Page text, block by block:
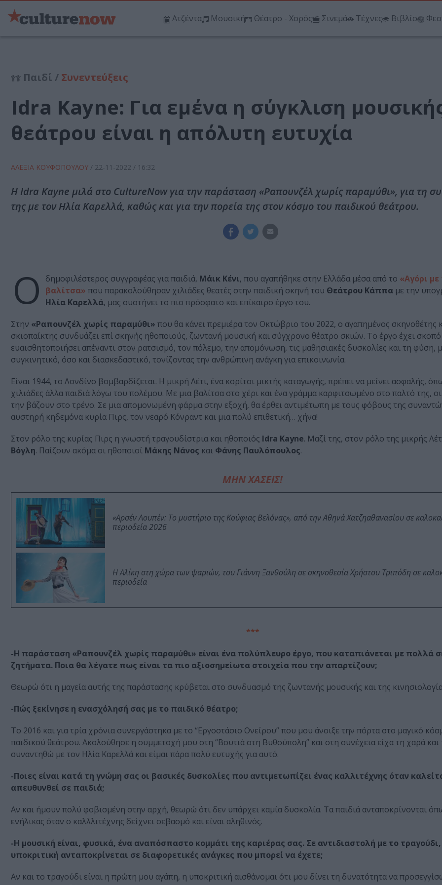
Ατζέντα Μουσική Θέατρο - Χορός Σινεμά Τέχνες Βιβλίο
Παιδί / Συνεντεύξεις
Idra Kayne: Για εμένα η σύγκλιση
θεάτρου είναι η απόλυτη ευτυχία
ΑΛΕΞΙΑ ΚΟΥΦΟΠΟΥΛΟΥ / 22-11-2022 / 16:32
Η Idra Kayne μιλά στο CultureNow για την παράσταση «Ραπουνζέλ χωρίς παραμύθι», για τη
της με τον Ηλία Καρελλά, καθώς και για την πορεία της στον κόσμο του παιδικού θεάτρου.
Ο δημοφιλέστερος συγγραφέας για παιδιά, Μάικ Κένι, που αγαπήθηκε στην Ελλάδα μέσα από το «Αγόρι με
βαλίτσα» που παρακολούθησαν χιλιάδες θεατές στην παιδική σκηνή του Θεάτρου Κάππα με την
Ηλία Καρελλά, μας συστήνει το πιο πρόσφατο και επίκαιρο έργο του.
Στην «Ραπουνζέλ χωρίς παραμύθι» που θα κάνει πρεμιέρα τον Οκτώβριο του 2022, ο αγαπημένος σκηνοθέτης
σκιοπαίκτης συνδυάζει επί σκηνής ηθοποιούς, ζωντανή μουσική και σύγχρονο θέατρο σκιών. Το έργο έχει
ευαισθητοποιήσει απέναντι στον ρατσισμό, τον πόλεμο, την απομόνωση, τις μαθησιακές δυσκολίες και τη φύση,
συγκινητικό, όσο και διασκεδαστικό, τονίζοντας την ανθρώπινη ανάγκη για επικοινωνία.
Είναι 1944, το Λονδίνο βομβαρδίζεται. Η μικρή Λέτι, ένα κορίτσι μικτής καταγωγής, πρέπει να μείνει ασφαλής,
χιλιάδες άλλα παιδιά λόγω του πολέμου. Με μια βαλίτσα στο χέρι και ένα γράμμα καρφιτσωμένο στο παλτό της, οι
την βάζουν στο τρένο. Σε μια απομονωμένη φάρμα στην εξοχή, θα έρθει αντιμέτωπη με τους φόβους της
αυστηρή κηδεμόνα κυρία Πιρς, τον νεαρό Κόνραντ και μια πολύ επιθετική… χήνα!
Στον ρόλο της κυρίας Πιρς η γνωστή τραγουδίστρια και ηθοποιός Idra Kayne. Μαζί της, στον ρόλο της μικρής
Βόγλη. Παίζουν ακόμα οι ηθοποιοί Μάκης Νάνος και Φάνης Παυλόπουλος.
ΜΗΝ ΧΑΣΕΙΣ!
«Αρσέν Λουπέν: Το μυστήριο της Κούφιας Βελόνας», από την Αθηνά Χατζηαθανασίου σε
περιοδεία 2026
Η Αλίκη στη χώρα των ψαριών, του Γιάννη Ξανθούλη σε σκηνοθεσία Χρήστου Τριπόδη σε
περιοδεία
***
-Η παράσταση «Ραπουνζέλ χωρίς παραμύθι» είναι ένα πολύπλευρο έργο, που καταπιάνεται με πολλά
ζητήματα. Ποια θα λέγατε πως είναι τα πιο αξιοσημείωτα στοιχεία που την απαρτίζουν;
Θεωρώ ότι η μαγεία αυτής της παράστασης κρύβεται στο συνδυασμό της ζωντανής μουσικής και της
-Πώς ξεκίνησε η ενασχόλησή σας με το παιδικό θέατρο;
Το 2016 και για τρία χρόνια συνεργάστηκα με το “Εργοστάσιο Ονείρου” που μου άνοιξε την πόρτα στο μαγικό
παιδικού θεάτρου. Ακολούθησε η συμμετοχή μου στη “Βουτιά στη Βυθούπολη” και στη συνέχεια είχα τη χαρά και
συναντηθώ με τον Ηλία Καρελλά και είμαι πάρα πολύ ευτυχής για αυτό.
-Ποιες είναι κατά τη γνώμη σας οι βασικές δυσκολίες που αντιμετωπίζει ένας καλλιτέχνης όταν
απευθυνθεί σε παιδιά;
Αν και ήμουν πολύ φοβισμένη στην αρχή, θεωρώ ότι δεν υπάρχει καμία δυσκολία. Τα παιδιά ανταποκρίνονται
ενήλικας όταν ο καλλλιτέχνης δείχνει σεβασμό και είναι αληθινός.
-Η μουσική είναι, φυσικά, ένα αναπόσπαστο κομμάτι της καριέρας σας. Σε αντιδιαστολή με το
υποκριτική ανταποκρίνεται σε διαφορετικές ανάγκες που μπορεί να έχετε;
Αν και το τραγούδι είναι η πρώτη μου αγάπη, η υποκριτική αισθάνομαι ότι μου δίνει τη δυνατότητα να